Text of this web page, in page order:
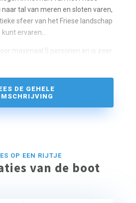
tal van meren en sloten varen,
sfeer van het Friese landschap
kunt ervaren…
maximaal 5 personen en is zeer
u zorgeloos van uw vrije tijd kunt
genieten.
DE GEHELE
OP EEN RIJTJE
van de boot